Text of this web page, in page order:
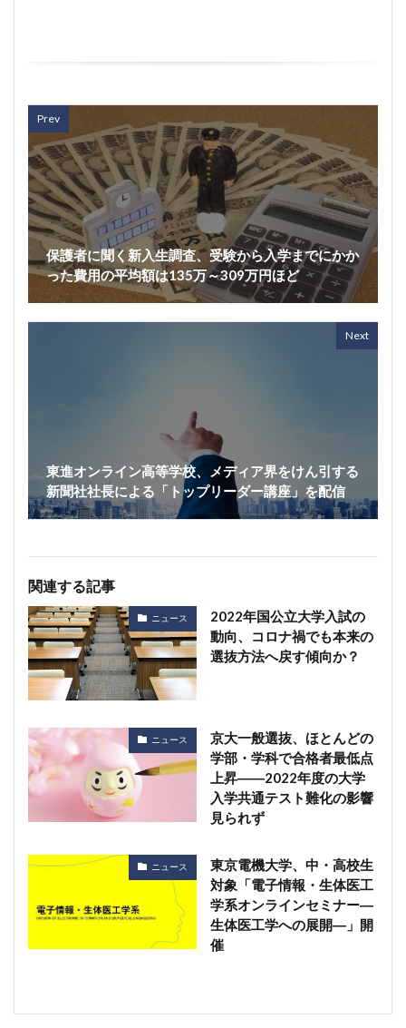
Prev
保護者に聞く新入生調査、受験から入学までにかか
った費用の平均額は135万～309万円ほど
Next
東進オンライン高等学校、メディア界をけん引する
新聞社社長による「トップリーダー講座」を配信
関連する記事
ニュース
2022年国公立大学入試の
動向、コロナ禍でも本来の
選抜方法へ戻す傾向か？
ニュース
京大一般選抜、ほとんどの
学部・学科で合格者最低点
上昇――2022年度の大学
入学共通テスト難化の影響
見られず
ニュース
東京電機大学、中・高校生
対象「電子情報・生体医工
学系オンラインセミナー―
生体医工学への展開―」開
催